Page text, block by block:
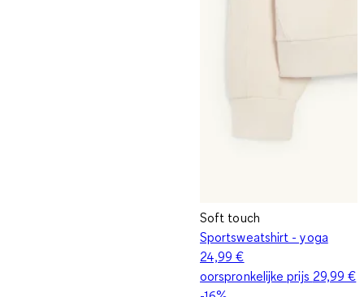
Soft touch
Sportsweatshirt - yoga
24,99 €
oorspronkelijke prijs 29,99 €